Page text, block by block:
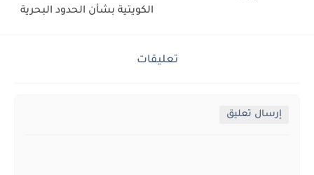
الكويتية بشأن الحدود البحرية
تعليقات
إرسال تعليق